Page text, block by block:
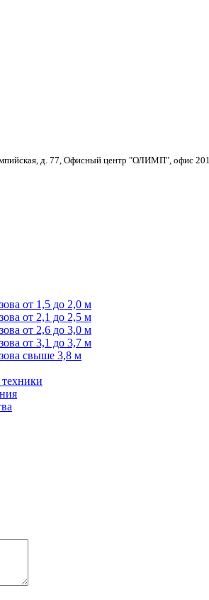
д. 77, Офисный центр "ОЛИМП", офис 201
от 1,5 до 2,0 м
от 2,1 до 2,5 м
от 2,6 до 3,0 м
от 3,1 до 3,7 м
свыше 3,8 м